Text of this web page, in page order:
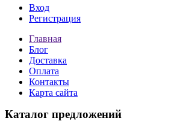
Вход
Регистрация
Главная
Блог
Доставка
Оплата
Контакты
Карта сайта
Каталог предложений